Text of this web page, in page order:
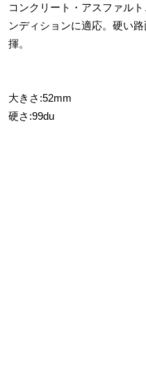
コンクリート・アスファル
ンディションに適応。硬い
揮。
大きさ:52mm
硬さ:99du